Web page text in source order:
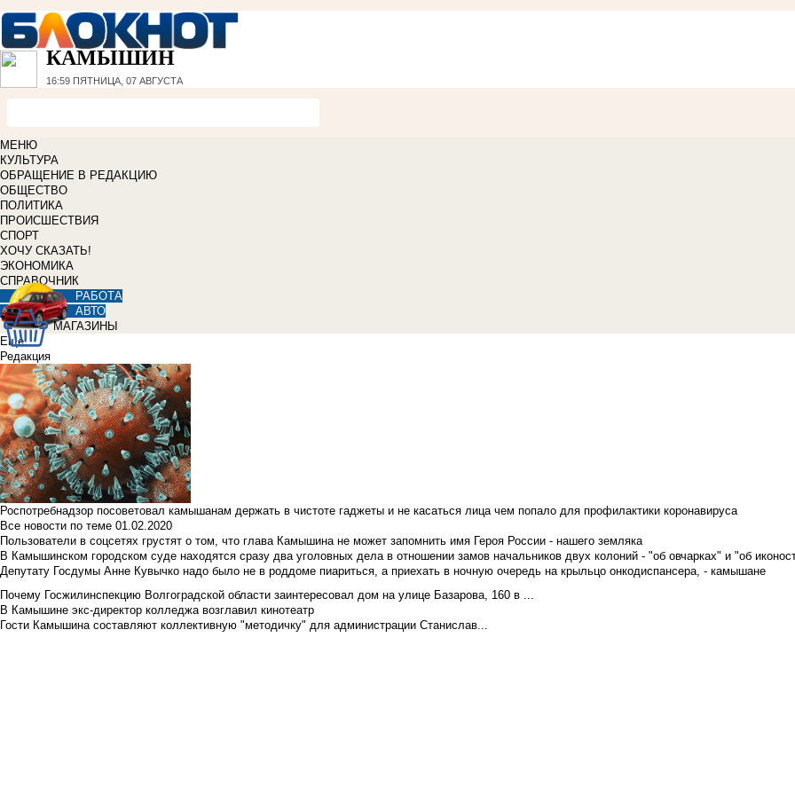
КАМЫШИН
16:59 ПЯТНИЦА, 07 АВГУСТА
МЕНЮ
КУЛЬТУРА
ОБРАЩЕНИЕ В РЕДАКЦИЮ
ОБЩЕСТВО
ПОЛИТИКА
ПРОИСШЕСТВИЯ
СПОРТ
ХОЧУ СКАЗАТЬ!
ЭКОНОМИКА
СПРАВОЧНИК
РАБОТА
АВТО
МАГАЗИНЫ
Еще
Редакция
Роспотребнадзор посоветовал камышанам держать в чистоте гаджеты и не касаться лица чем попало для профилактики коронавируса
Все новости по теме 01.02.2020
Пользователи в соцсетях грустят о том, что глава Камышина не может запомнить имя Героя России - нашего земляка
В Камышинском городском суде находятся сразу два уголовных дела в отношении замов начальников двух колоний - "об овчарках" и "об
Депутату Госдумы Анне Кувычко надо было не в роддоме пиариться, а приехать в ночную очередь на крыльцо онкодиспансера, - камышане
Почему Госжилинспекцию Волгоградской области заинтересовал дом на улице Базарова, 160 в ...
В Камышине экс-директор колледжа возглавил кинотеатр
Гости Камышина составляют коллективную "методичку" для администрации Станислав...